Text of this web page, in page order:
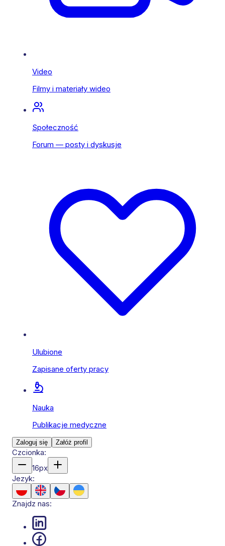
Video
Filmy i materiały wideo
Społeczność
Forum — posty i dyskusje
Ulubione
Zapisane oferty pracy
Nauka
Publikacje medyczne
Zaloguj się Załóż profil
Czcionka:
16px
Jezyk:
Znajdz nas: